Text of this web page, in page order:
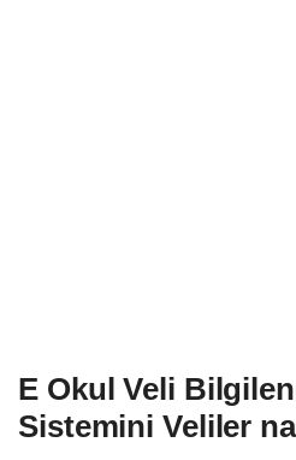
E Okul Veli
Sistemini Veliler